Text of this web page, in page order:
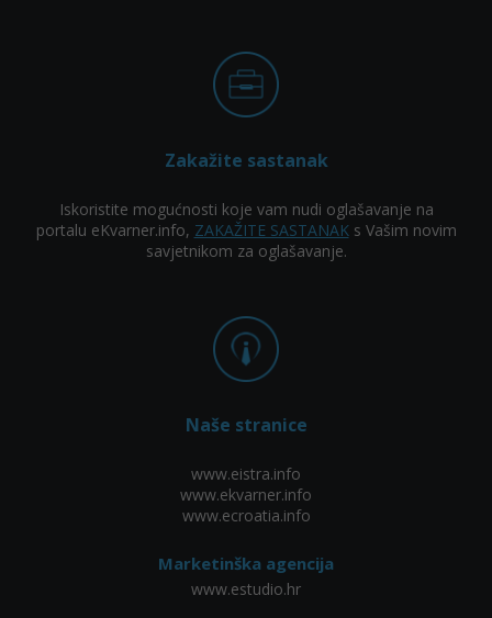
Zakažite sastanak
Iskoristite mogućnosti koje vam nudi oglašavanje na
portalu eKvarner.info, ZAKAŽITE SASTANAKs Vašim novim
savjetnikom za oglašavanje.
Naše stranice
www.eistra.info
www.ekvarner.info
www.ecroatia.info
Marketinška agencija
www.estudio.hr